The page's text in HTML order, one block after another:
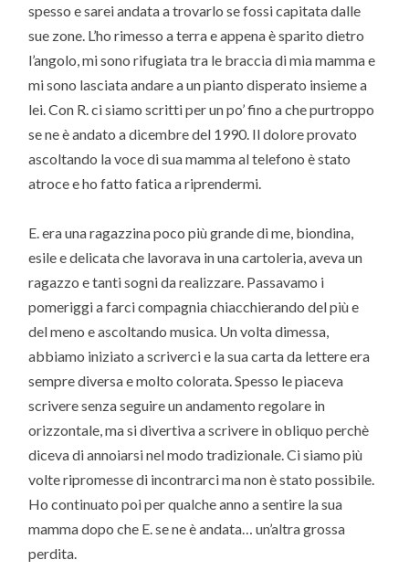
spesso e sarei andata a trovarlo se fossi capitata dalle
sue zone. L’ho rimesso a terra e appena è sparito dietro
l’angolo, mi sono rifugiata tra le braccia di mia mamma e
mi sono lasciata andare a un pianto disperato insieme a
lei. Con R. ci siamo scritti per un po’ fino a che purtroppo
se ne è andato a dicembre del 1990. Il dolore provato
ascoltando la voce di sua mamma al telefono è stato
atroce e ho fatto fatica a riprendermi.
E. era una ragazzina poco più grande di me, biondina,
esile e delicata che lavorava in una cartoleria, aveva un
ragazzo e tanti sogni da realizzare. Passavamo i
pomeriggi a farci compagnia chiacchierando del più e
del meno e ascoltando musica. Un volta dimessa,
abbiamo iniziato a scriverci e la sua carta da lettere era
sempre diversa e molto colorata. Spesso le piaceva
scrivere senza seguire un andamento regolare in
orizzontale, ma si divertiva a scrivere in obliquo perchè
diceva di annoiarsi nel modo tradizionale. Ci siamo più
volte ripromesse di incontrarci ma non è stato possibile.
Ho continuato poi per qualche anno a sentire la sua
mamma dopo che E. se ne è andata… un’altra grossa
perdita.